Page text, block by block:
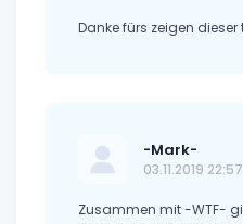
Danke fürs zeigen
-Mark-
03.11.2019 22:57
Zusammen mit -WTF-